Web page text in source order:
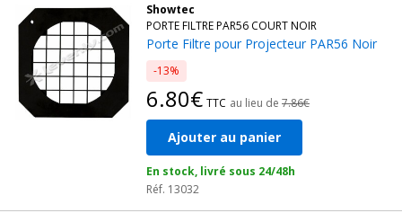
Showtec
PORTE FILTRE PAR56 COURT NOIR
Porte Filtre pour Projecteur PAR56 Noir
-13%
6.80€ TTC au lieu de 7.86€
Ajouter au panier
En stock, livré sous 24/48h
Réf. 13032